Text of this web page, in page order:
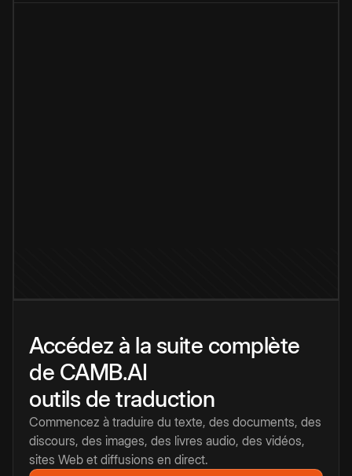
Accédez à la suite complète
de CAMB.AI
outils de traduction
Commencez à traduire du texte, des documents, des
discours, des images, des livres audio, des vidéos,
sites Web et diffusions en direct.